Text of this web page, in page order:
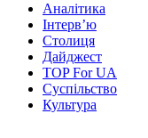
Аналітика
Інтерв’ю
Столиця
Дайджест
TOP For UA
Суспiльство
Культура